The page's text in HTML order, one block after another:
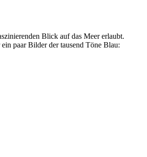
Blick auf das Meer erlaubt.
paar Bilder der tausend Töne Blau: